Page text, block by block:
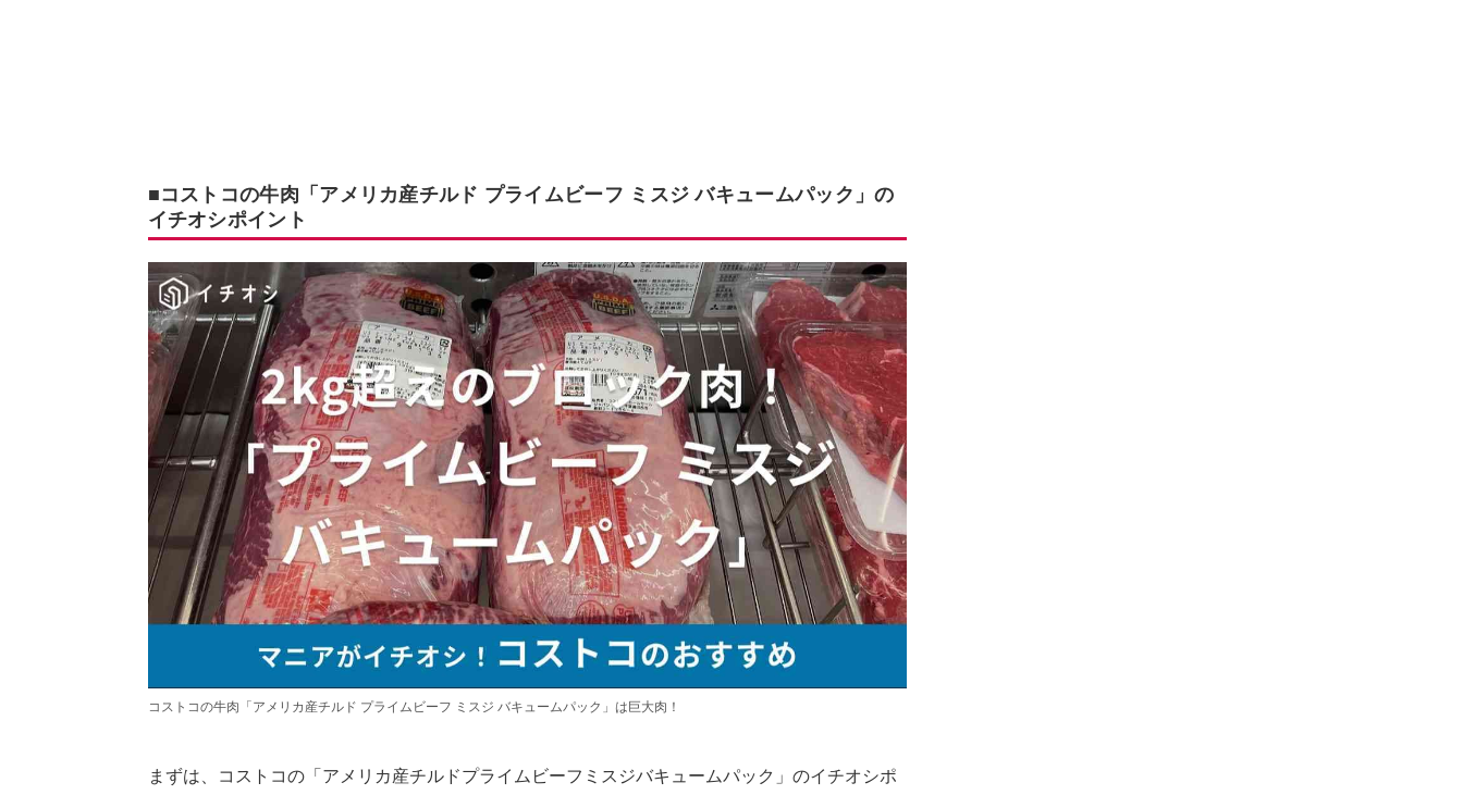
■コストコの牛肉「アメリカ産チルド プライムビーフ ミスジ バキュームパック」の
イチオシポイント
コストコの牛肉「アメリカ産チルド プライムビーフ ミスジ バキュームパック」は巨大肉！
まずは、コストコの「アメリカ産チルドプライムビーフミスジバキュームパック」のイチオシポ